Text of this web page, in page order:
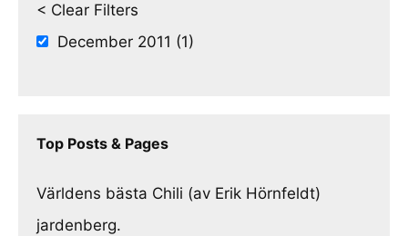
< Clear Filters
December 2011 (1)
Top Posts & Pages
Världens bästa Chili (av Erik Hörnfeldt)
jardenberg.